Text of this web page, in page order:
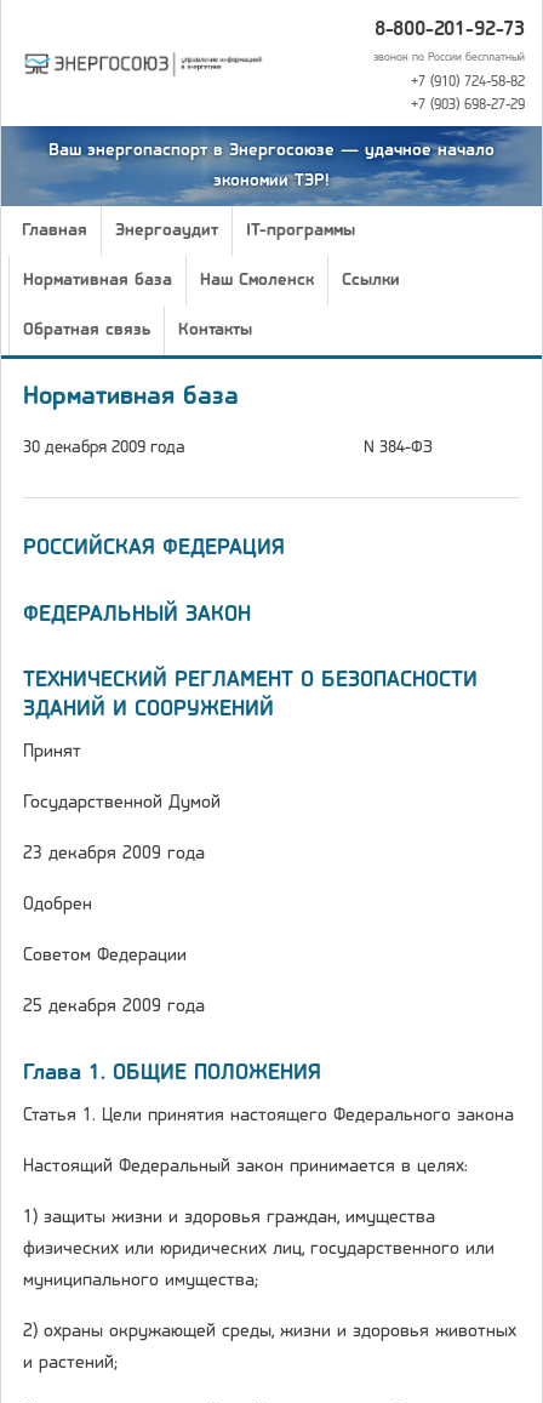
8-800-201-92-73
звонок по России бесплатный
+7 (910) 724-58-82
+7 (903) 698-27-29
Ваш энергопаспорт в Энергосоюзе — удачное начало
экономии ТЭР!
Главная Энергоаудит IT-программы
Нормативная база Наш Смоленск Ссылки
Обратная связь Контакты
Нормативная база
30 декабря 2009 года N 384-ФЗ
РОССИЙСКАЯ ФЕДЕРАЦИЯ
ФЕДЕРАЛЬНЫЙ ЗАКОН
ТЕХНИЧЕСКИЙ РЕГЛАМЕНТ О БЕЗОПАСНОСТИ
ЗДАНИЙ И СООРУЖЕНИЙ
Принят
Государственной Думой
23 декабря 2009 года
Одобрен
Советом Федерации
25 декабря 2009 года
Глава 1. ОБЩИЕ ПОЛОЖЕНИЯ
Статья 1. Цели принятия настоящего Федерального закона
Настоящий Федеральный закон принимается в целях:
1) защиты жизни и здоровья граждан, имущества
физических или юридических лиц, государственного или
муниципального имущества;
2) охраны окружающей среды, жизни и здоровья животных
и растений;